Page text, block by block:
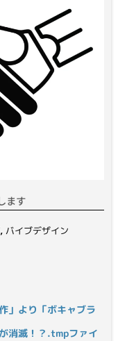
ます
, バイブデザイン
より「ボキャブラ
消滅！？.tmpファイ